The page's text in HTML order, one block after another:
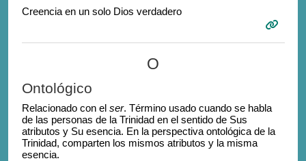
Creencia en un solo Dios verdadero
O
Ontológico
Relacionado con el ser. Término usado cuando se habla
de las personas de la Trinidad en el sentido de Sus
atributos y Su esencia. En la perspectiva ontológica de la
Trinidad, comparten los mismos atributos y la misma
esencia.